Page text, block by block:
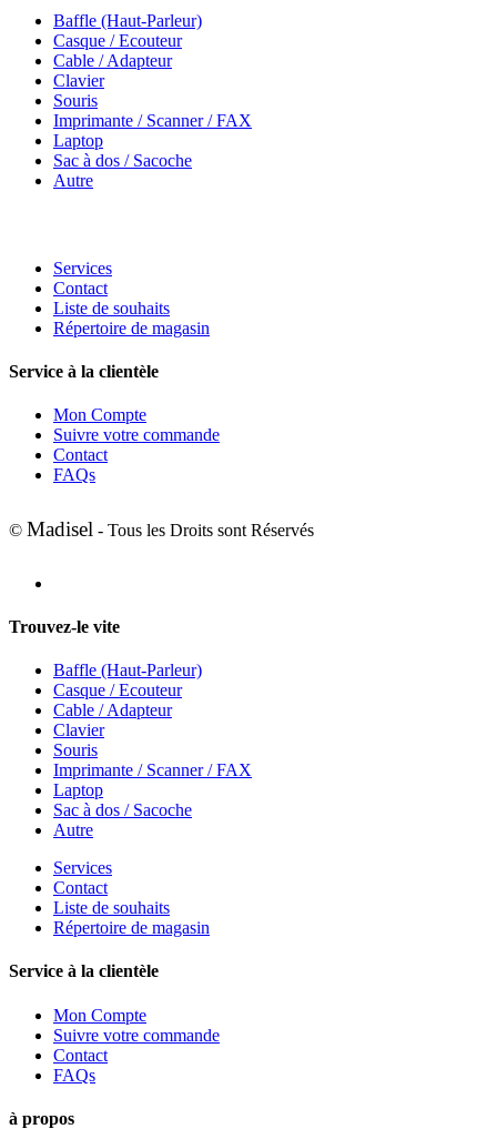
Baffle (Haut-Parleur)
Casque / Ecouteur
Cable / Adapteur
Clavier
Souris
Imprimante / Scanner / FAX
Laptop
Sac à dos / Sacoche
Autre
Services
Contact
Liste de souhaits
Répertoire de magasin
Service à la clientèle
Mon Compte
Suivre votre commande
Contact
FAQs
© Madisel - Tous les Droits sont Réservés
Trouvez-le vite
Baffle (Haut-Parleur)
Casque / Ecouteur
Cable / Adapteur
Clavier
Souris
Imprimante / Scanner / FAX
Laptop
Sac à dos / Sacoche
Autre
Services
Contact
Liste de souhaits
Répertoire de magasin
Service à la clientèle
Mon Compte
Suivre votre commande
Contact
FAQs
à propos